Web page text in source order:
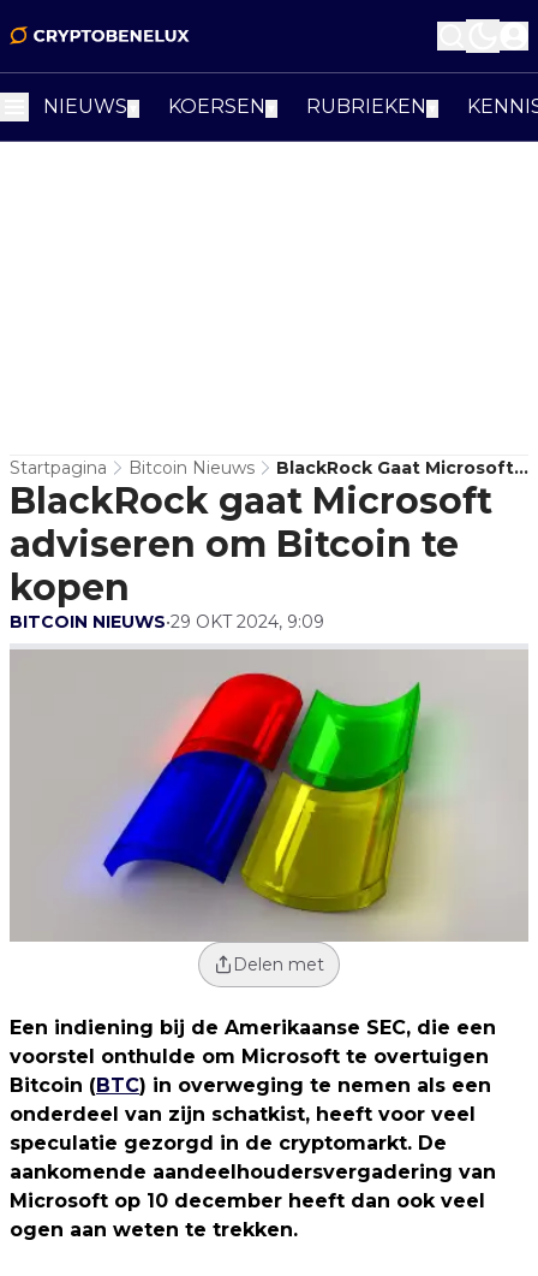
NIEUWS KOERSEN RUBRIEKEN
Startpagina Bitcoin Nieuws
BlackRock Gaat Microsoft
Adviseren Om Bitcoin Te
Kopen
BlackRock gaat Microsoft
adviseren om Bitcoin te
kopen
BITCOIN NIEUWS•29 OKT 2024, 9:09
Delen met
Een indiening bij de Amerikaanse SEC, die een
voorstel onthulde om Microsoft te overtuigen
Bitcoin (BTC) in overweging te nemen als een
onderdeel van zijn schatkist, heeft voor veel
speculatie gezorgd in de cryptomarkt. De
aankomende aandeelhoudersvergadering van
Microsoft op 10 december heeft dan ook veel
ogen aan weten te trekken.